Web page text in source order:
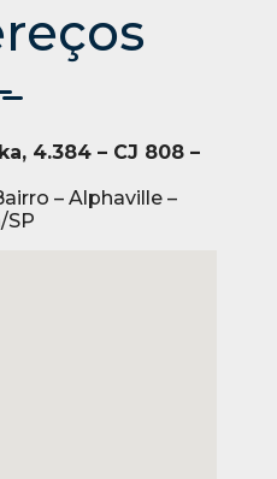
4.384 – CJ 808 –
– Alphaville –
SP